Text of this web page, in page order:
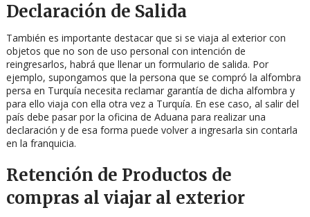
Declaración de Salida
También es importante destacar que si se viaja al exterior con
objetos que no son de uso personal con intención de
reingresarlos, habrá que llenar un formulario de salida. Por
ejemplo, supongamos que la persona que se compró la alfombra
persa en Turquía necesita reclamar garantía de dicha alfombra y
para ello viaja con ella otra vez a Turquía. En ese caso, al salir del
país debe pasar por la oficina de Aduana para realizar una
declaración y de esa forma puede volver a ingresarla sin contarla
en la franquicia.
Retención de Productos de
compras al viajar al exterior